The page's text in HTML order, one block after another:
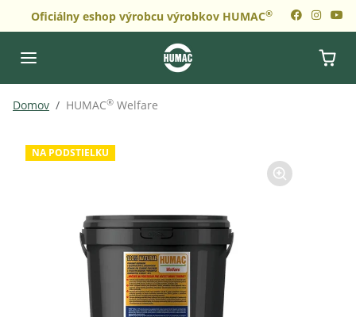
Preskočiť na obsah
Oficiálny eshop výrobcu výrobkov HUMAC®
Domov HUMAC® Welfare
NA PODSTIELKU